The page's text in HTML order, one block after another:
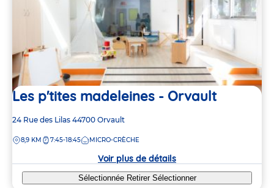
Les p'tites madeleines - Orvault
Adresse
la
24 Rue des Lilas 44700 Orvault
DISTANCE
8,9 KM 7:45-18:45 MICRO-CRÈCHE
Voir plus de détails
Sélectionnée Retirer Sélectionner